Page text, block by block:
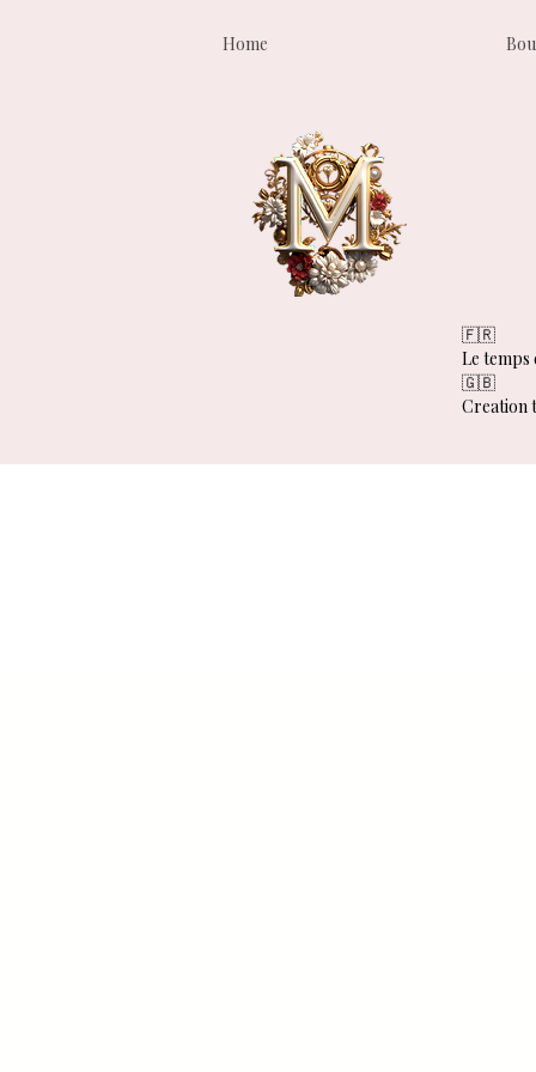
Home
🇫🇷
Le temps
🇬🇧
Creation